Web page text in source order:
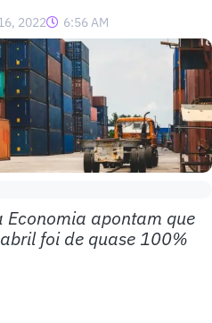
2022 6:56 AM
apontam que
foi de quase 100%